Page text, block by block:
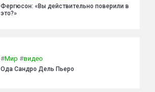
Фергюсон: «Вы действительно поверили в
это?»
#Мир #видео
Ода Сандро Дель Пьеро